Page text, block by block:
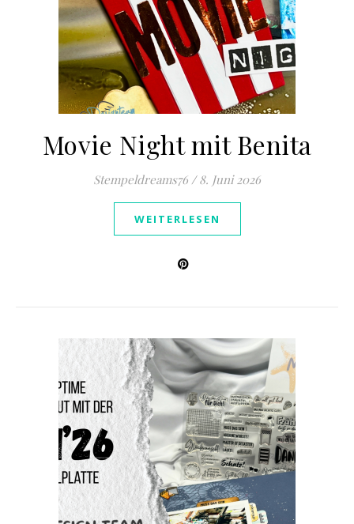
Movie Night mit Benita
Stempeldreams76 / 8. Juni 2026
WEITERLESEN